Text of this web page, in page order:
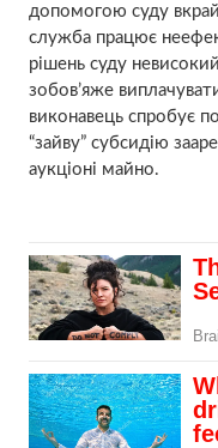
допомогою суду
служба працює
рішень суду
зобов’яже
виконавець спробує
“зайву” субсидію
аукціоні майно.